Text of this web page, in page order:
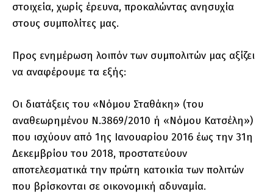
στοιχεία, χωρίς έρευνα, προκαλώντας ανησυχία
στους συμπολίτες μας.
Προς ενημέρωση λοιπόν των συμπολιτών μας αξίζει
να αναφέρουμε τα εξής:
Οι διατάξεις του «Νόμου Σταθάκη» (του
αναθεωρημένου Ν.3869/2010 ή «Νόμου Κατσέλη»)
που ισχύουν από 1ης Ιανουαρίου 2016 έως την 31η
Δεκεμβρίου του 2018, προστατεύουν
αποτελεσματικά την πρώτη κατοικία των πολιτών
που βρίσκονται σε οικονομική αδυναμία.